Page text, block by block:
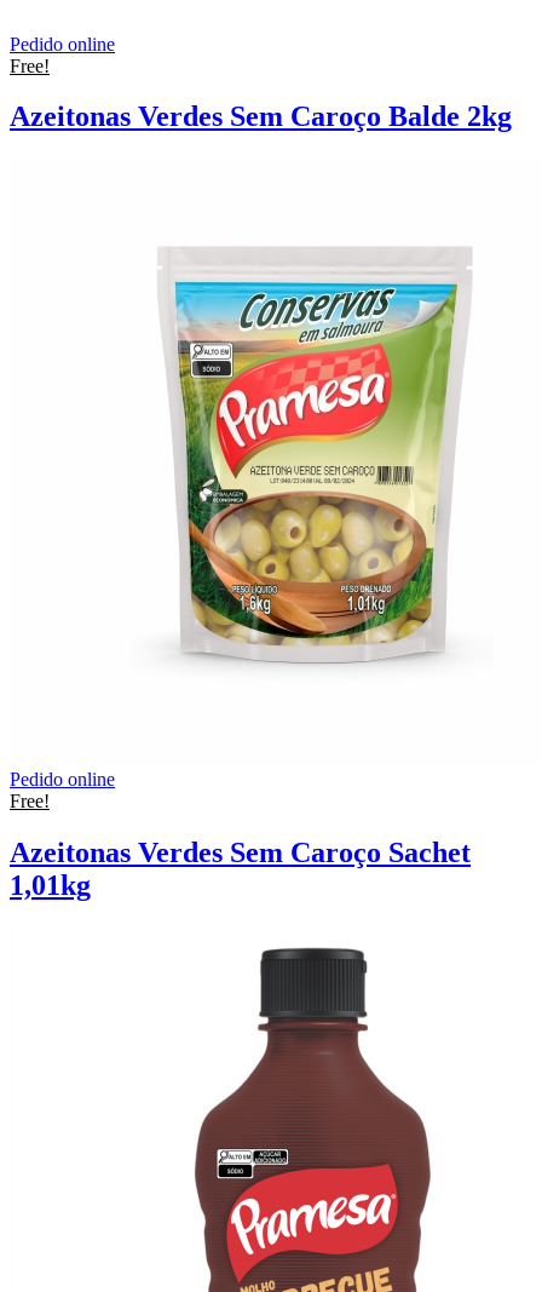
Pedido online
Free!
Azeitonas Verdes Sem Caroço Balde 2kg
Pedido online
Free!
Azeitonas Verdes Sem Caroço Sachet
1,01kg